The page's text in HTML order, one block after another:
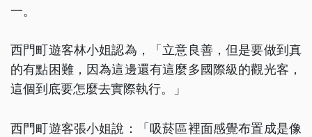
一。
西門町遊客林小姐認為，「立意良善，但是要做到真
的有點困難，因為這邊還有這麼多國際級的觀光客，
這個到底要怎麼去實際執行。」
西門町遊客張小姐說：「吸菸區裡面感覺布置成是像